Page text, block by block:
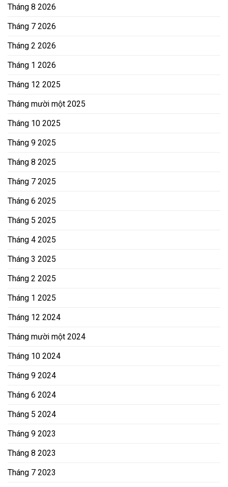
Tháng 8 2026
Tháng 7 2026
Tháng 2 2026
Tháng 1 2026
Tháng 12 2025
Tháng mười một 2025
Tháng 10 2025
Tháng 9 2025
Tháng 8 2025
Tháng 7 2025
Tháng 6 2025
Tháng 5 2025
Tháng 4 2025
Tháng 3 2025
Tháng 2 2025
Tháng 1 2025
Tháng 12 2024
Tháng mười một 2024
Tháng 10 2024
Tháng 9 2024
Tháng 6 2024
Tháng 5 2024
Tháng 9 2023
Tháng 8 2023
Tháng 7 2023